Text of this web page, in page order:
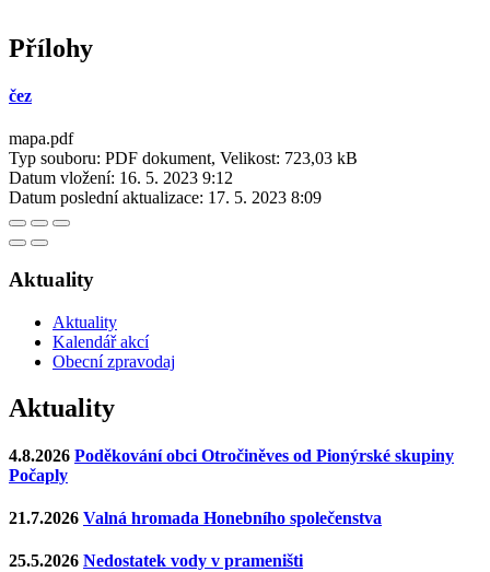
Přílohy
čez
mapa.pdf
Typ souboru: PDF dokument, Velikost: 723,03 kB
Datum vložení: 16. 5. 2023 9:12
Datum poslední aktualizace: 17. 5. 2023 8:09
Aktuality
Aktuality
Kalendář akcí
Obecní zpravodaj
Aktuality
4.8.2026 Poděkování obci Otročiněves od Pionýrské skupiny
Počaply
21.7.2026 Valná hromada Honebního společenstva
25.5.2026 Nedostatek vody v prameništi